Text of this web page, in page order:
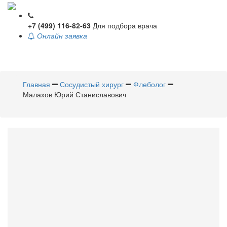
+7 (499) 116-82-63 Для подбора врача
Онлайн заявка
Главная
Сосудистый хирург
Флеболог
Малахов Юрий Станиславович